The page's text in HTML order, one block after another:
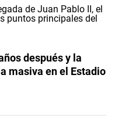
después y la
masiva en el Estadio